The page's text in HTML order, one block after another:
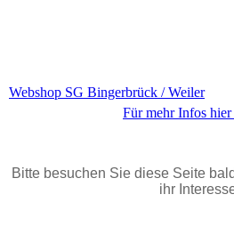
Webshop SG Bingerbrück / Weiler
Für mehr Infos
Bitte besuchen Sie diese Seite
ihr